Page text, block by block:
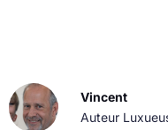
Vincent
Auteur